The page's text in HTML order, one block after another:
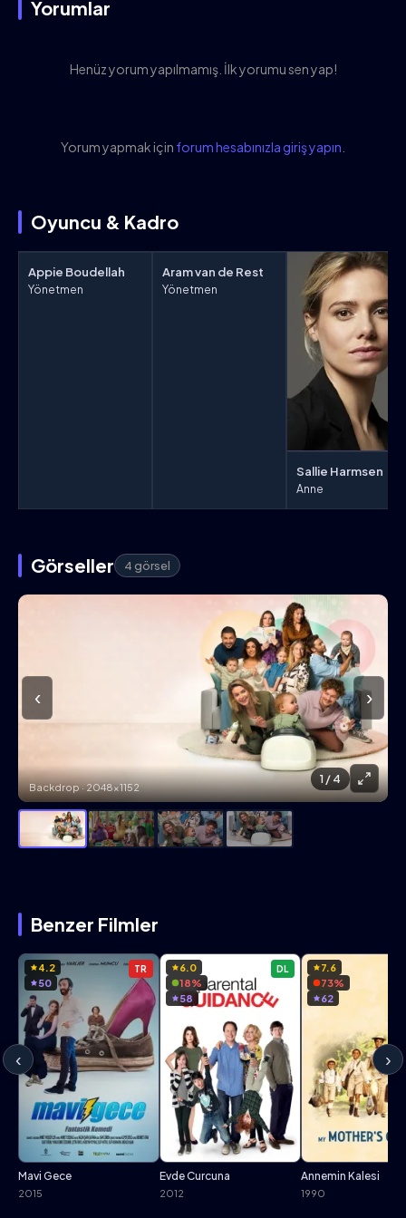
Yorumlar
Henüz yorum yapılmamış. İlk yorumu sen yap!
Yorum yapmak için forum hesabınızla giriş yapın
Oyuncu & Kadro
Appie Boudellah
Yönetmen
Aram van de Rest
Yönetmen
Sallie Harmsen
Anne
Görseller 4 görsel
‹
Backdrop · 2048×1152
›
1 / 4
Benzer Filmler
‹
TR
4.2
50
Mavi Gece
2015
DL
6.0
18%
58
Evde Curcuna
2012
7.6
73%
62
Annemin Kalesi
1990
›